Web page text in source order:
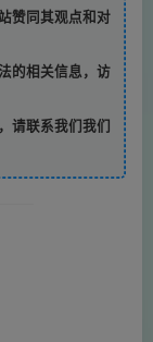
赞同其观点和对
的相关信息，访
请联系我们我们